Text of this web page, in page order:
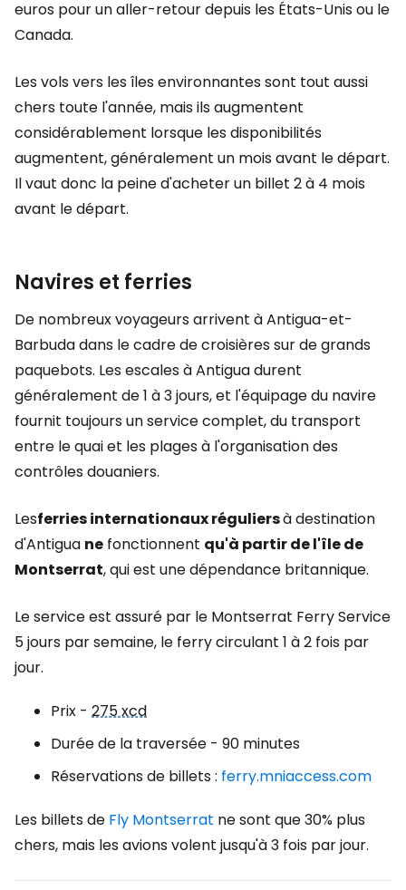
euros pour un aller-retour depuis les États-Unis ou le
Canada.
Les vols vers les îles environnantes sont tout aussi
chers toute l'année, mais ils augmentent
considérablement lorsque les disponibilités
augmentent, généralement un mois avant le départ.
Il vaut donc la peine d'acheter un billet 2 à 4 mois
avant le départ.
Navires et ferries
De nombreux voyageurs arrivent à Antigua-et-
Barbuda dans le cadre de croisières sur de grands
paquebots. Les escales à Antigua durent
généralement de 1 à 3 jours, et l'équipage du navire
fournit toujours un service complet, du transport
entre le quai et les plages à l'organisation des
contrôles douaniers.
Lesferries internationaux réguliersà destination
d'Antigua ne fonctionnent qu'à partir de l'île de
Montserrat, qui est une dépendance britannique.
Le service est assuré par le Montserrat Ferry Service
5 jours par semaine, le ferry circulant 1 à 2 fois par
jour.
Prix - 275 xcd
Durée de la traversée - 90 minutes
Réservations de billets : ferry.mniaccess.com
Les billets de Fly Montserrat ne sont que 30% plus
chers, mais les avions volent jusqu'à 3 fois par jour.